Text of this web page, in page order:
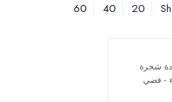
20
40
60